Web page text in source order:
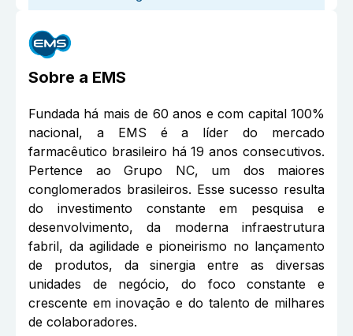
Sobre a EMS
Fundada há mais de 60 anos e com capital 100%
nacional, a EMS é a líder do mercado
farmacêutico brasileiro há 19 anos consecutivos.
Pertence ao Grupo NC, um dos maiores
conglomerados brasileiros. Esse sucesso resulta
do investimento constante em pesquisa e
desenvolvimento, da moderna infraestrutura
fabril, da agilidade e pioneirismo no lançamento
de produtos, da sinergia entre as diversas
unidades de negócio, do foco constante e
crescente em inovação e do talento de milhares
de colaboradores.